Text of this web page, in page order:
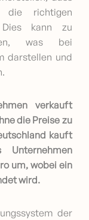
die richtigen
Dies kann zu
was bei
darstellen und
verkauft
die Preise zu
kauft
Unternehmen
um, wobei ein
wird.
der